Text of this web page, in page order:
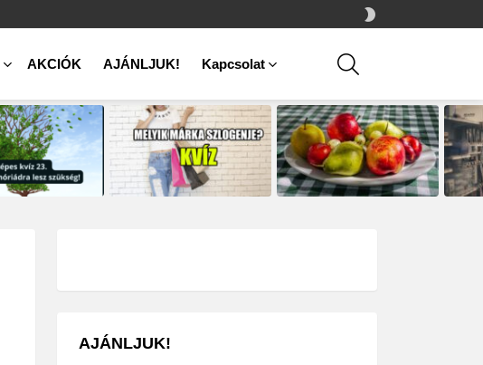
SKIN
AKCIÓK AJÁNLJUK! Kapcsolat
AJÁNLJUK!